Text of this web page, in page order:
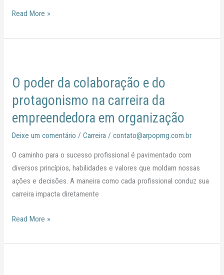
Read More »
O poder da colaboração e do
protagonismo na carreira da
empreendedora em organização
Deixe um comentário / Carreira/ contato@arpopmg.com.br
O caminho para o sucesso profissional é pavimentado com
diversos princípios, habilidades e valores que moldam nossas
ações e decisões. A maneira como cada profissional conduz sua
carreira impacta diretamente
da
colaboração
e
do
protagonismo
carreira
da
empreendedora
em
Read More »